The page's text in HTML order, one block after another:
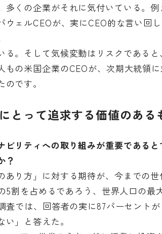
くの企業がそれに気付いている。
ェルCEOが、実にCEO的な言い回
る。そして気候変動はリスクである
もの米国企業のCEOが、次期大統領
のです。
とって追求する価値のある
リティへの取り組みが重要であると
？
あり方」に対する期待が、今までの
割を占めるであろう、世界人口の最
査では、回答者の実に87パーセント
」と答えた。